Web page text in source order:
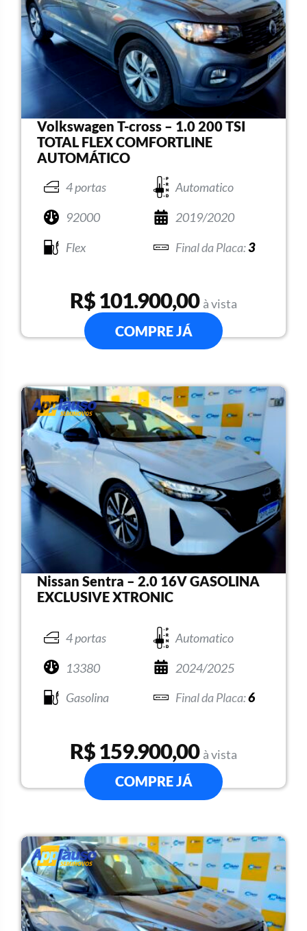
Volkswagen T-cross – 1.0 200 TSI
TOTAL FLEX COMFORTLINE
AUTOMÁTICO
4 portas
Automatico
92000
2019/2020
Flex
3
R$ 101.900,00 à vista
COMPRE JÁ
Nissan Sentra – 2.0 16V GASOLINA
EXCLUSIVE XTRONIC
4 portas
Automatico
13380
2024/2025
Gasolina
6
R$ 159.900,00 à vista
COMPRE JÁ